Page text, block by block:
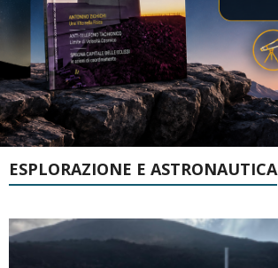
ESPLORAZIONE E ASTRONAUTICA